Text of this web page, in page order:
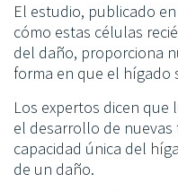
El estudio, publicado
cómo estas células
del daño, proporciona
forma en que el hígado
Los expertos dicen
el desarrollo de
capacidad única del
de un daño.